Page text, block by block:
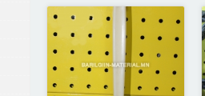
орос кабель утас
захиалгын дагуу
нийлүүлнэ.